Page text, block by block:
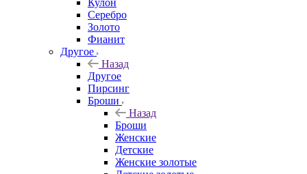
Кулон
Серебро
Золото
Фианит
Другое
Назад
Другое
Пирсинг
Броши
Назад
Броши
Женские
Детские
Женские золотые